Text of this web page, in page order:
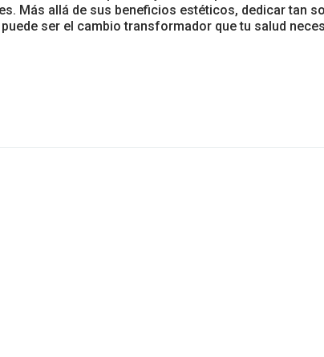
Más allá de sus beneficios estéticos, dedicar tan
ser el cambio transformador que tu salud